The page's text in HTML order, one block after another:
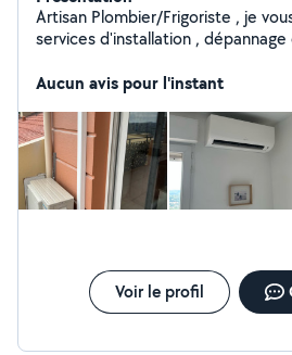
Artisan Plombier/Frigoriste , je
services d'installation ,
demande de devis n'hésitez pas à
Aucun avis pour l'instant
Voir le profil